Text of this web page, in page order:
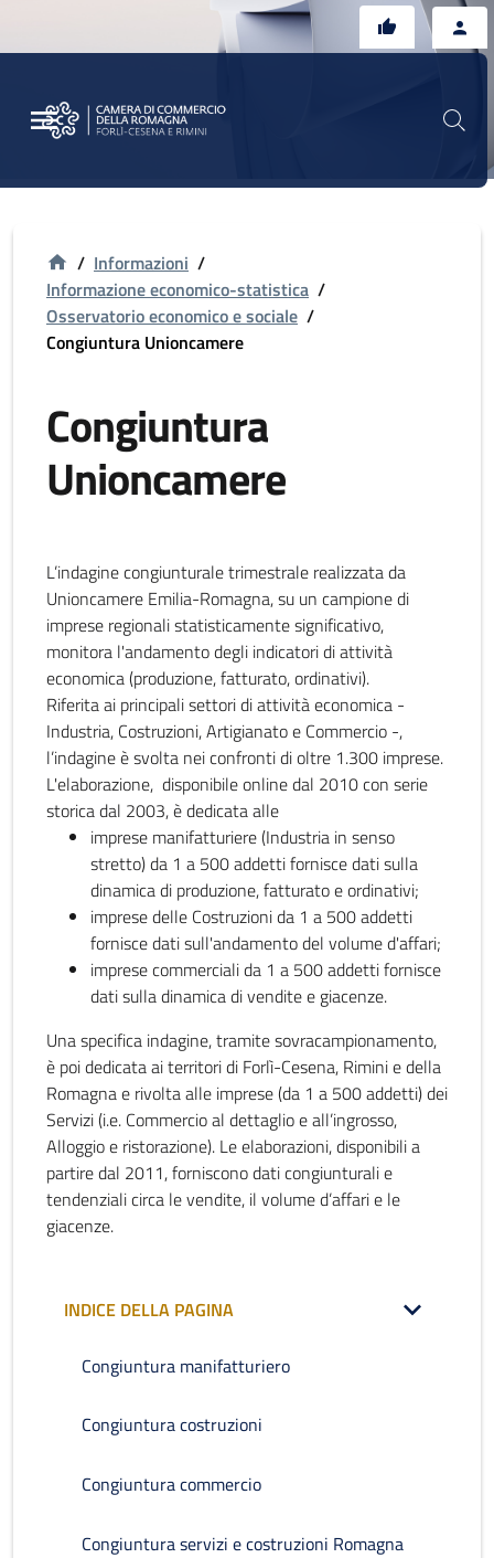
/ Informazioni /
Informazione economico-statistica /
Osservatorio economico e sociale /
Congiuntura Unioncamere
Congiuntura
Unioncamere
L’indagine congiunturale trimestrale realizzata da
Unioncamere Emilia-Romagna, su un campione di
imprese regionali statisticamente significativo,
monitora l'andamento degli indicatori di attività
economica (produzione, fatturato, ordinativi).
Riferita ai principali settori di attività economica -
Industria, Costruzioni, Artigianato e Commercio -,
l’indagine è svolta nei confronti di oltre 1.300 imprese.
L'elaborazione, disponibile online dal 2010 con serie
storica dal 2003, è dedicata alle
imprese manifatturiere (Industria in senso
stretto) da 1 a 500 addetti fornisce dati sulla
dinamica di produzione, fatturato e ordinativi;
imprese delle Costruzioni da 1 a 500 addetti
fornisce dati sull'andamento del volume d'affari;
imprese commerciali da 1 a 500 addetti fornisce
dati sulla dinamica di vendite e giacenze.
Una specifica indagine, tramite sovracampionamento,
è poi dedicata ai territori di Forlì-Cesena, Rimini e della
Romagna e rivolta alle imprese (da 1 a 500 addetti) dei
Servizi (i.e. Commercio al dettaglio e all’ingrosso,
Alloggio e ristorazione). Le elaborazioni, disponibili a
partire dal 2011, forniscono dati congiunturali e
tendenziali circa le vendite, il volume d’affari e le
giacenze.
INDICE DELLA PAGINA
Congiuntura manifatturiero
Congiuntura costruzioni
Congiuntura commercio
Congiuntura servizi e costruzioni Romagna